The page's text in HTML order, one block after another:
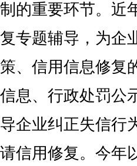
制的重要环节。近
复专题辅导，为企
策、信用信息修复
信息、行政处罚公
导企业纠正失信行
请信用修复。今年